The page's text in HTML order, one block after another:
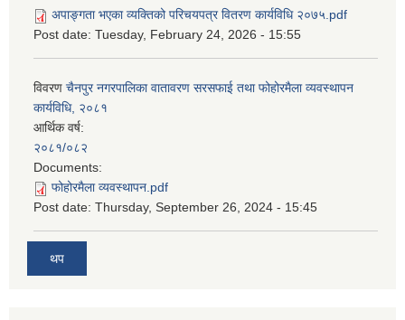
अपाङ्गता भएका व्यक्तिको परिचयपत्र वितरण कार्यविधि २०७५.pdf
Post date: Tuesday, February 24, 2026 - 15:55
विवरण चैनपुर नगरपालिका वातावरण सरसफाई तथा फोहोरमैला व्यवस्थापन
कार्यविधि, २०८१
आर्थिक वर्ष:
२०८१/०८२
Documents:
फोहोरमैला व्यवस्थापन.pdf
Post date: Thursday, September 26, 2024 - 15:45
थप